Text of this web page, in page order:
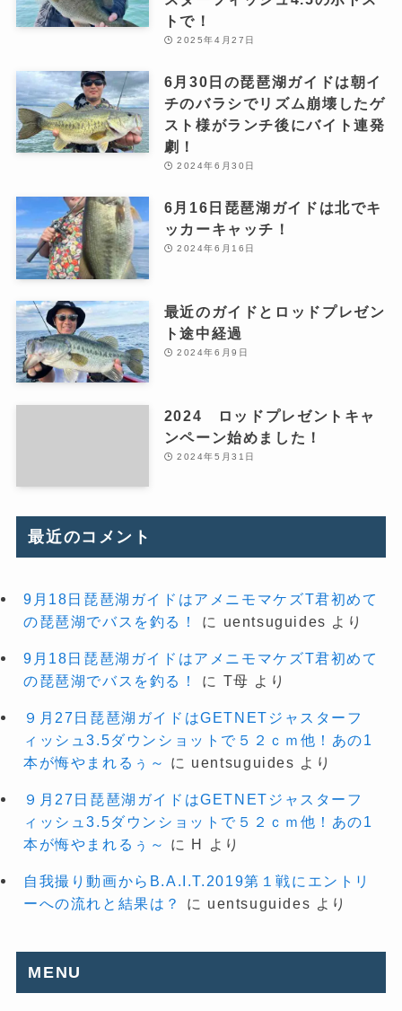
トで！
2025年4月27日
6月30日の琵琶湖ガイドは朝イ
チのバラシでリズム崩壊したゲ
スト様がランチ後にバイト連発
劇！
2024年6月30日
6月16日琵琶湖ガイドは北でキ
ッカーキャッチ！
2024年6月16日
最近のガイドとロッドプレゼン
ト途中経過
2024年6月9日
2024 ロッドプレゼントキャ
ンペーン始めました！
2024年5月31日
最近のコメント
9月18日琵琶湖ガイドはアメニモマケズT君初めて
の琵琶湖でバスを釣る！
に uentsuguides より
9月18日琵琶湖ガイドはアメニモマケズT君初めて
の琵琶湖でバスを釣る！
に T母 より
９月27日琵琶湖ガイドはGETNETジャスターフ
ィッシュ3.5ダウンショットで５２ｃｍ他！あの1
本が悔やまれるぅ～
に uentsuguides より
９月27日琵琶湖ガイドはGETNETジャスターフ
ィッシュ3.5ダウンショットで５２ｃｍ他！あの1
本が悔やまれるぅ～
に H より
自我撮り動画からB.A.I.T.2019第１戦にエントリ
ーへの流れと結果は？
に uentsuguides より
MENU